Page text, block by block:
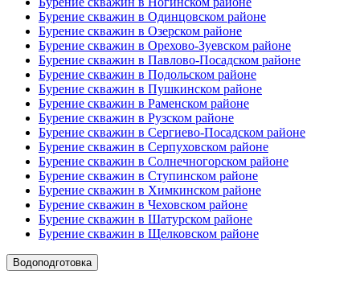
Бурение скважин в Одинцовском районе
Бурение скважин в Озерском районе
Бурение скважин в Орехово-Зуевском районе
Бурение скважин в Павлово-Посадском районе
Бурение скважин в Подольском районе
Бурение скважин в Пушкинском районе
Бурение скважин в Раменском районе
Бурение скважин в Рузском районе
Бурение скважин в Сергиево-Посадском районе
Бурение скважин в Серпуховском районе
Бурение скважин в Солнечногорском районе
Бурение скважин в Ступинском районе
Бурение скважин в Химкинском районе
Бурение скважин в Чеховском районе
Бурение скважин в Шатурском районе
Бурение скважин в Щелковском районе
Водоподготовка